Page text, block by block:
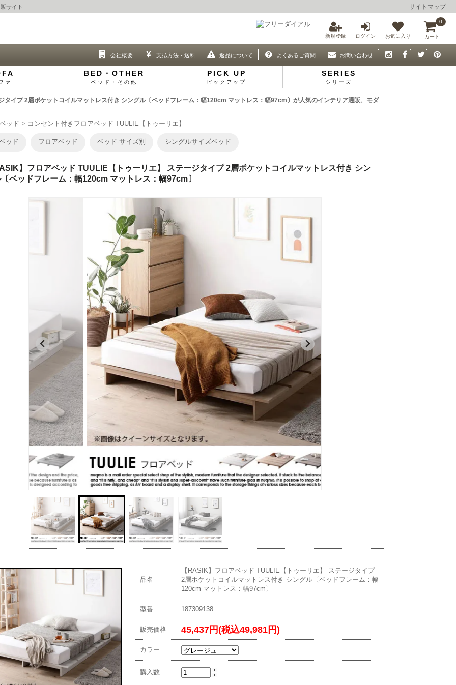
サイト サイトマップ
新規登録 ログイン お気に入り カート
0
会社概要 支払方法・送料 返品について よくあるご質問 お問い合わせ
ァ
BED・OTHER
ベッド・その他
PICK UP
ピックアップ
SERIES
シリーズ
イプ 2層ポケットコイルマットレス付き シングル〔ベッドフレーム：幅120cm マットレス：幅97cm〕が人気のインテリア通販、モダ
ベッド コンセント付きフロアベッド TUULIE【トゥーリエ】
ッド フロアベッド ベッド-サイズ別 シングルサイズベッド
】フロアベッド TUULIE【トゥーリエ】 ステージタイプ 2層ポケットコイルマットレス付き シン
ベッドフレーム：幅120cm マットレス：幅97cm〕
品名
【RASIK】フロアベッド TUULIE【トゥーリエ】 ステージタイプ
2層ポケットコイルマットレス付き シングル〔ベッドフレーム：幅
120cm マットレス：幅97cm〕
型番 187309138
販売価格 45,437円(税込49,981円)
カラー
購入数